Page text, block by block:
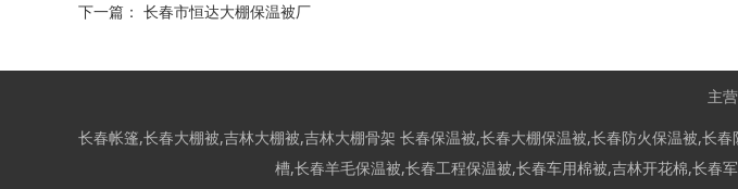
下一篇： 长春市恒达大棚保温被厂
主营
长春帐篷,长春大棚被,吉林大棚被,吉林大棚骨架 长春保温被,长春大棚保温被,长春防火保温被,长春
槽,长春羊毛保温被,长春工程保温被,长春车用棉被,吉林开花棉,长春